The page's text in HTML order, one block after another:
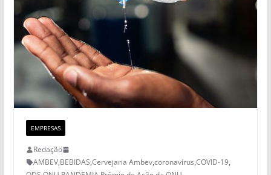
EMPRESAS
Redação
AMBEV,BEBIDAS,Cervejaria Ambev,coronavírus,COVID-19,